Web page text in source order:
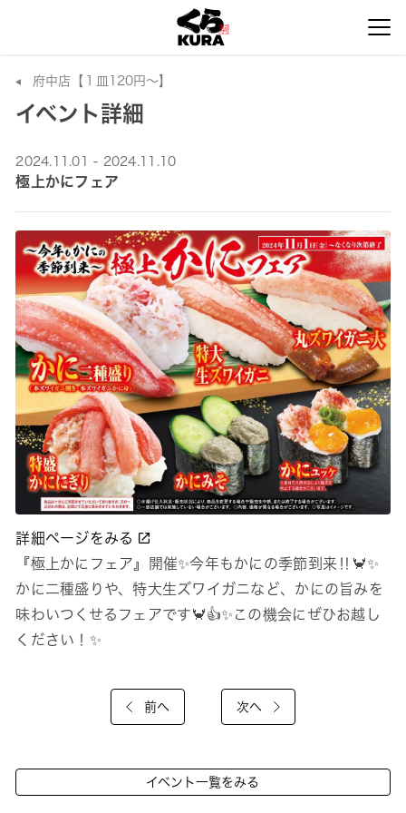
府中店【１皿120円～】
イベント詳細
2024.11.01 - 2024.11.10
極上かにフェア
詳細ページをみる
『極上かにフェア』開催✨今年もかにの季節到来‼🦀✨
かに二種盛りや、特大生ズワイガニなど、かにの旨みを
味わいつくせるフェアです🦀👍✨この機会にぜひお越し
ください！✨
前へ 次へ
イベント一覧をみる